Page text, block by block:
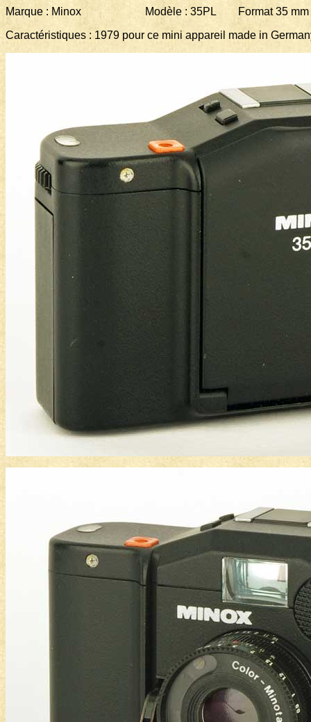
Marque : Minox Modèle : 35PL Format 35 mm
Caractéristiques : 1979 pour ce mini appareil made in